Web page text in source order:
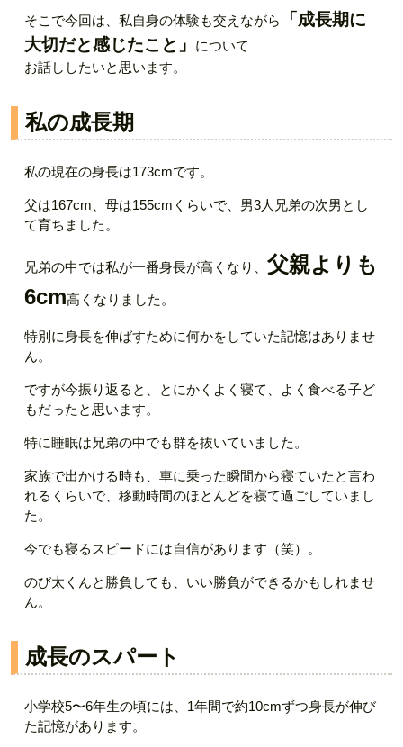
そこで今回は、私自身の体験も交えながら
「成長期に
大切だと感じたこと」
について
お話ししたいと思います。
私の成長期
私の現在の身長は173cmです。
父は167cm、母は155cmくらいで、男3人兄弟の次男とし
て育ちました。
兄弟の中では私が一番身長が高くなり、 父親よりも
6cm高くなりました。
特別に身長を伸ばすために何かをしていた記憶はありませ
ん。
ですが今振り返ると、とにかくよく寝て、よく食べる子ど
もだったと思います。
特に睡眠は兄弟の中でも群を抜いていました。
家族で出かける時も、車に乗った瞬間から寝ていたと言わ
れるくらいで、移動時間のほとんどを寝て過ごしていまし
た。
今でも寝るスピードには自信があります（笑）。
のび太くんと勝負しても、いい勝負ができるかもしれませ
ん。
成長のスパート
小学校5〜6年生の頃には、1年間で約10cmずつ身長が伸び
た記憶があります。